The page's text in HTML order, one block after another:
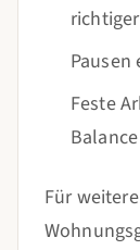
Feste
Balance
Für